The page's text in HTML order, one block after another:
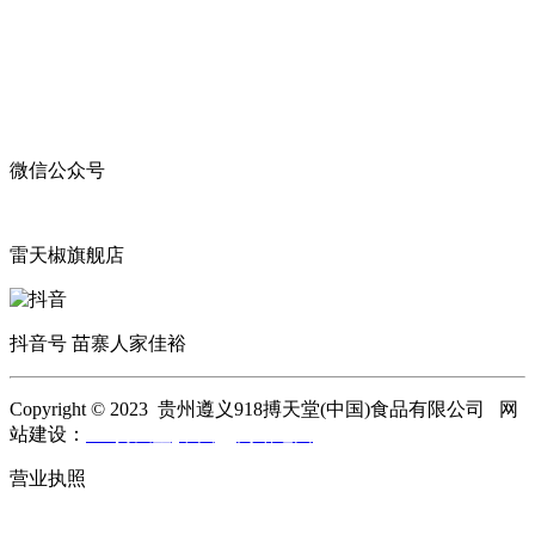
微信公众号
雷天椒旗舰店
抖音号 苗寨人家佳裕
Copyright © 2023 贵州遵义918搏天堂(中国)食品有限公司 网
站建设：
营业执照